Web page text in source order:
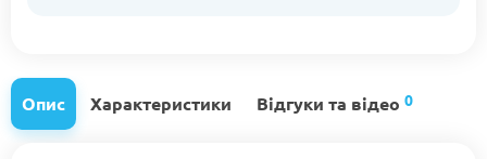
Опис Характеристики Відгуки та відео 0